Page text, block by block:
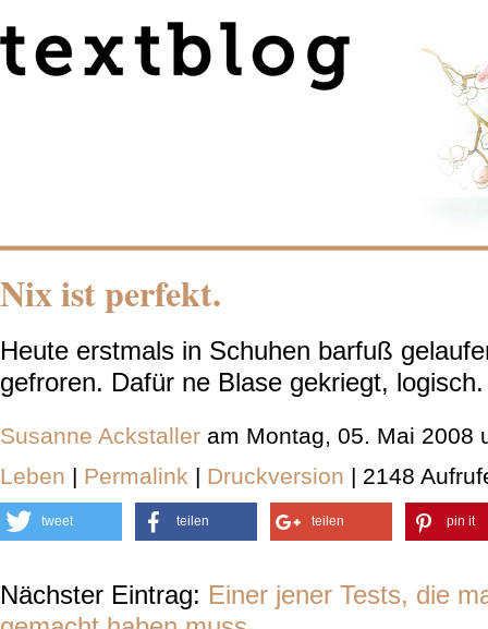
Nix ist perfekt.
Heute erstmals in Schuhen barfuß
gefroren. Dafür ne Blase gekriegt,
Susanne Ackstaller am Montag, 05. Mai 2008
Leben | Permalink | Druckversion | 2148
tweet teilen teilen pin it
Nächster Eintrag: Einer jener Tests, die